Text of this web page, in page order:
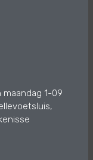
1-09